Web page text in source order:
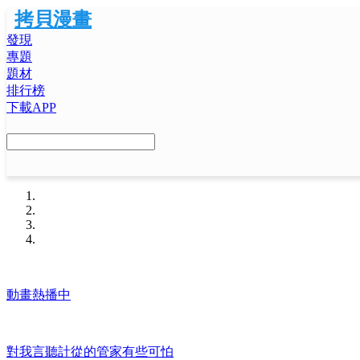
拷貝漫畫
發現
專題
題材
排行榜
下載APP
動畫熱播中
對我言聽計從的管家有些可怕